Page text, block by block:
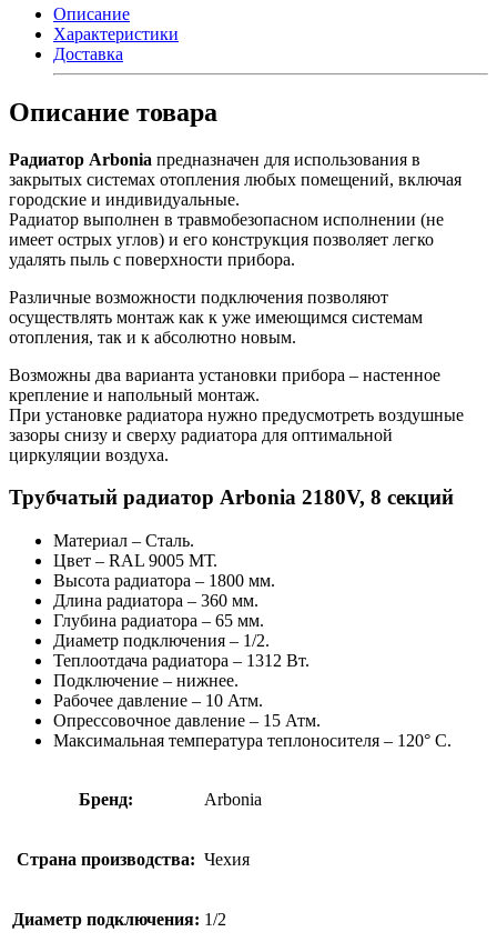
Описание
Характеристики
Доставка
Описание товара
Радиатор Arbonia предназначен для использования в
закрытых системах отопления любых помещений, включая
городские и индивидуальные.
Радиатор выполнен в травмобезопасном исполнении (не
имеет острых углов) и его конструкция позволяет легко
удалять пыль с поверхности прибора.
Различные возможности подключения позволяют
осуществлять монтаж как к уже имеющимся системам
отопления, так и к абсолютно новым.
Возможны два варианта установки прибора – настенное
крепление и напольный монтаж.
При установке радиатора нужно предусмотреть воздушные
зазоры снизу и сверху радиатора для оптимальной
циркуляции воздуха.
Трубчатый радиатор Arbonia 2180V, 8 секций
Материал – Сталь.
Цвет – RAL 9005 МТ.
Высота радиатора – 1800 мм.
Длина радиатора – 360 мм.
Глубина радиатора – 65 мм.
Диаметр подключения – 1/2.
Теплоотдача радиатора – 1312 Вт.
Подключение – нижнее.
Рабочее давление – 10 Атм.
Опрессовочное давление – 15 Атм.
Максимальная температура теплоносителя – 120° C.
Бренд: Arbonia
Страна производства: Чехия
Диаметр подключения: 1/2